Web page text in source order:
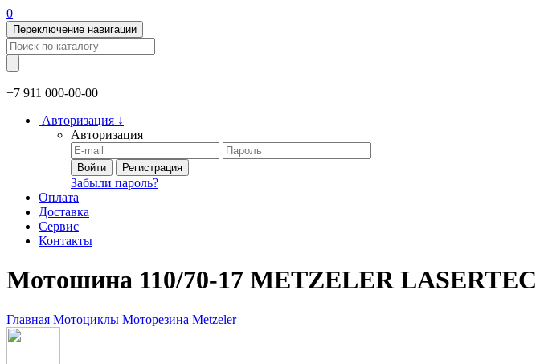
0
Переключение навигации
+7 911 000-00-00
Авторизация ↓
Авторизация
Войти Регистрация
Забыли пароль?
Оплата
Доставка
Сервис
Контакты
Мотошина 110/70-17 METZELER LASERTEC
Главная Мотоциклы Моторезина Metzeler